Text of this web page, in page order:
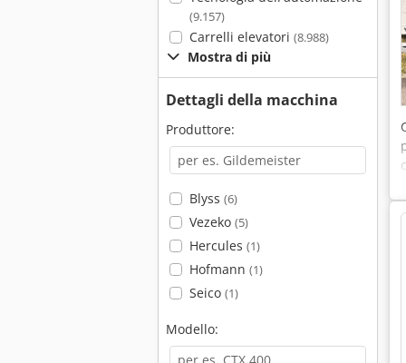
(9.157)
Carrelli elevatori (8.988)
Mostra di più
Dettagli della macchina
Produttore:
Blyss (6)
Vezeko (5)
Hercules (1)
Hofmann (1)
Seico (1)
Modello: